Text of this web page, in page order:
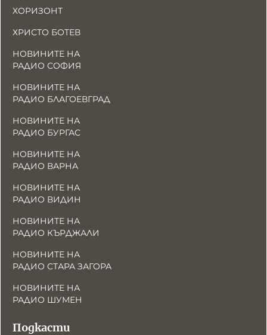
ХОРИЗОНТ
ХРИСТО БОТЕВ
НОВИНИТЕ НА
РАДИО СОФИЯ
НОВИНИТЕ НА
РАДИО БЛАГОЕВГРАД
НОВИНИТЕ НА
РАДИО БУРГАС
НОВИНИТЕ НА
РАДИО ВАРНА
НОВИНИТЕ НА
РАДИО ВИДИН
НОВИНИТЕ НА
РАДИО КЪРДЖАЛИ
НОВИНИТЕ НА
РАДИО СТАРА ЗАГОРА
НОВИНИТЕ НА
РАДИО ШУМЕН
Подкасти